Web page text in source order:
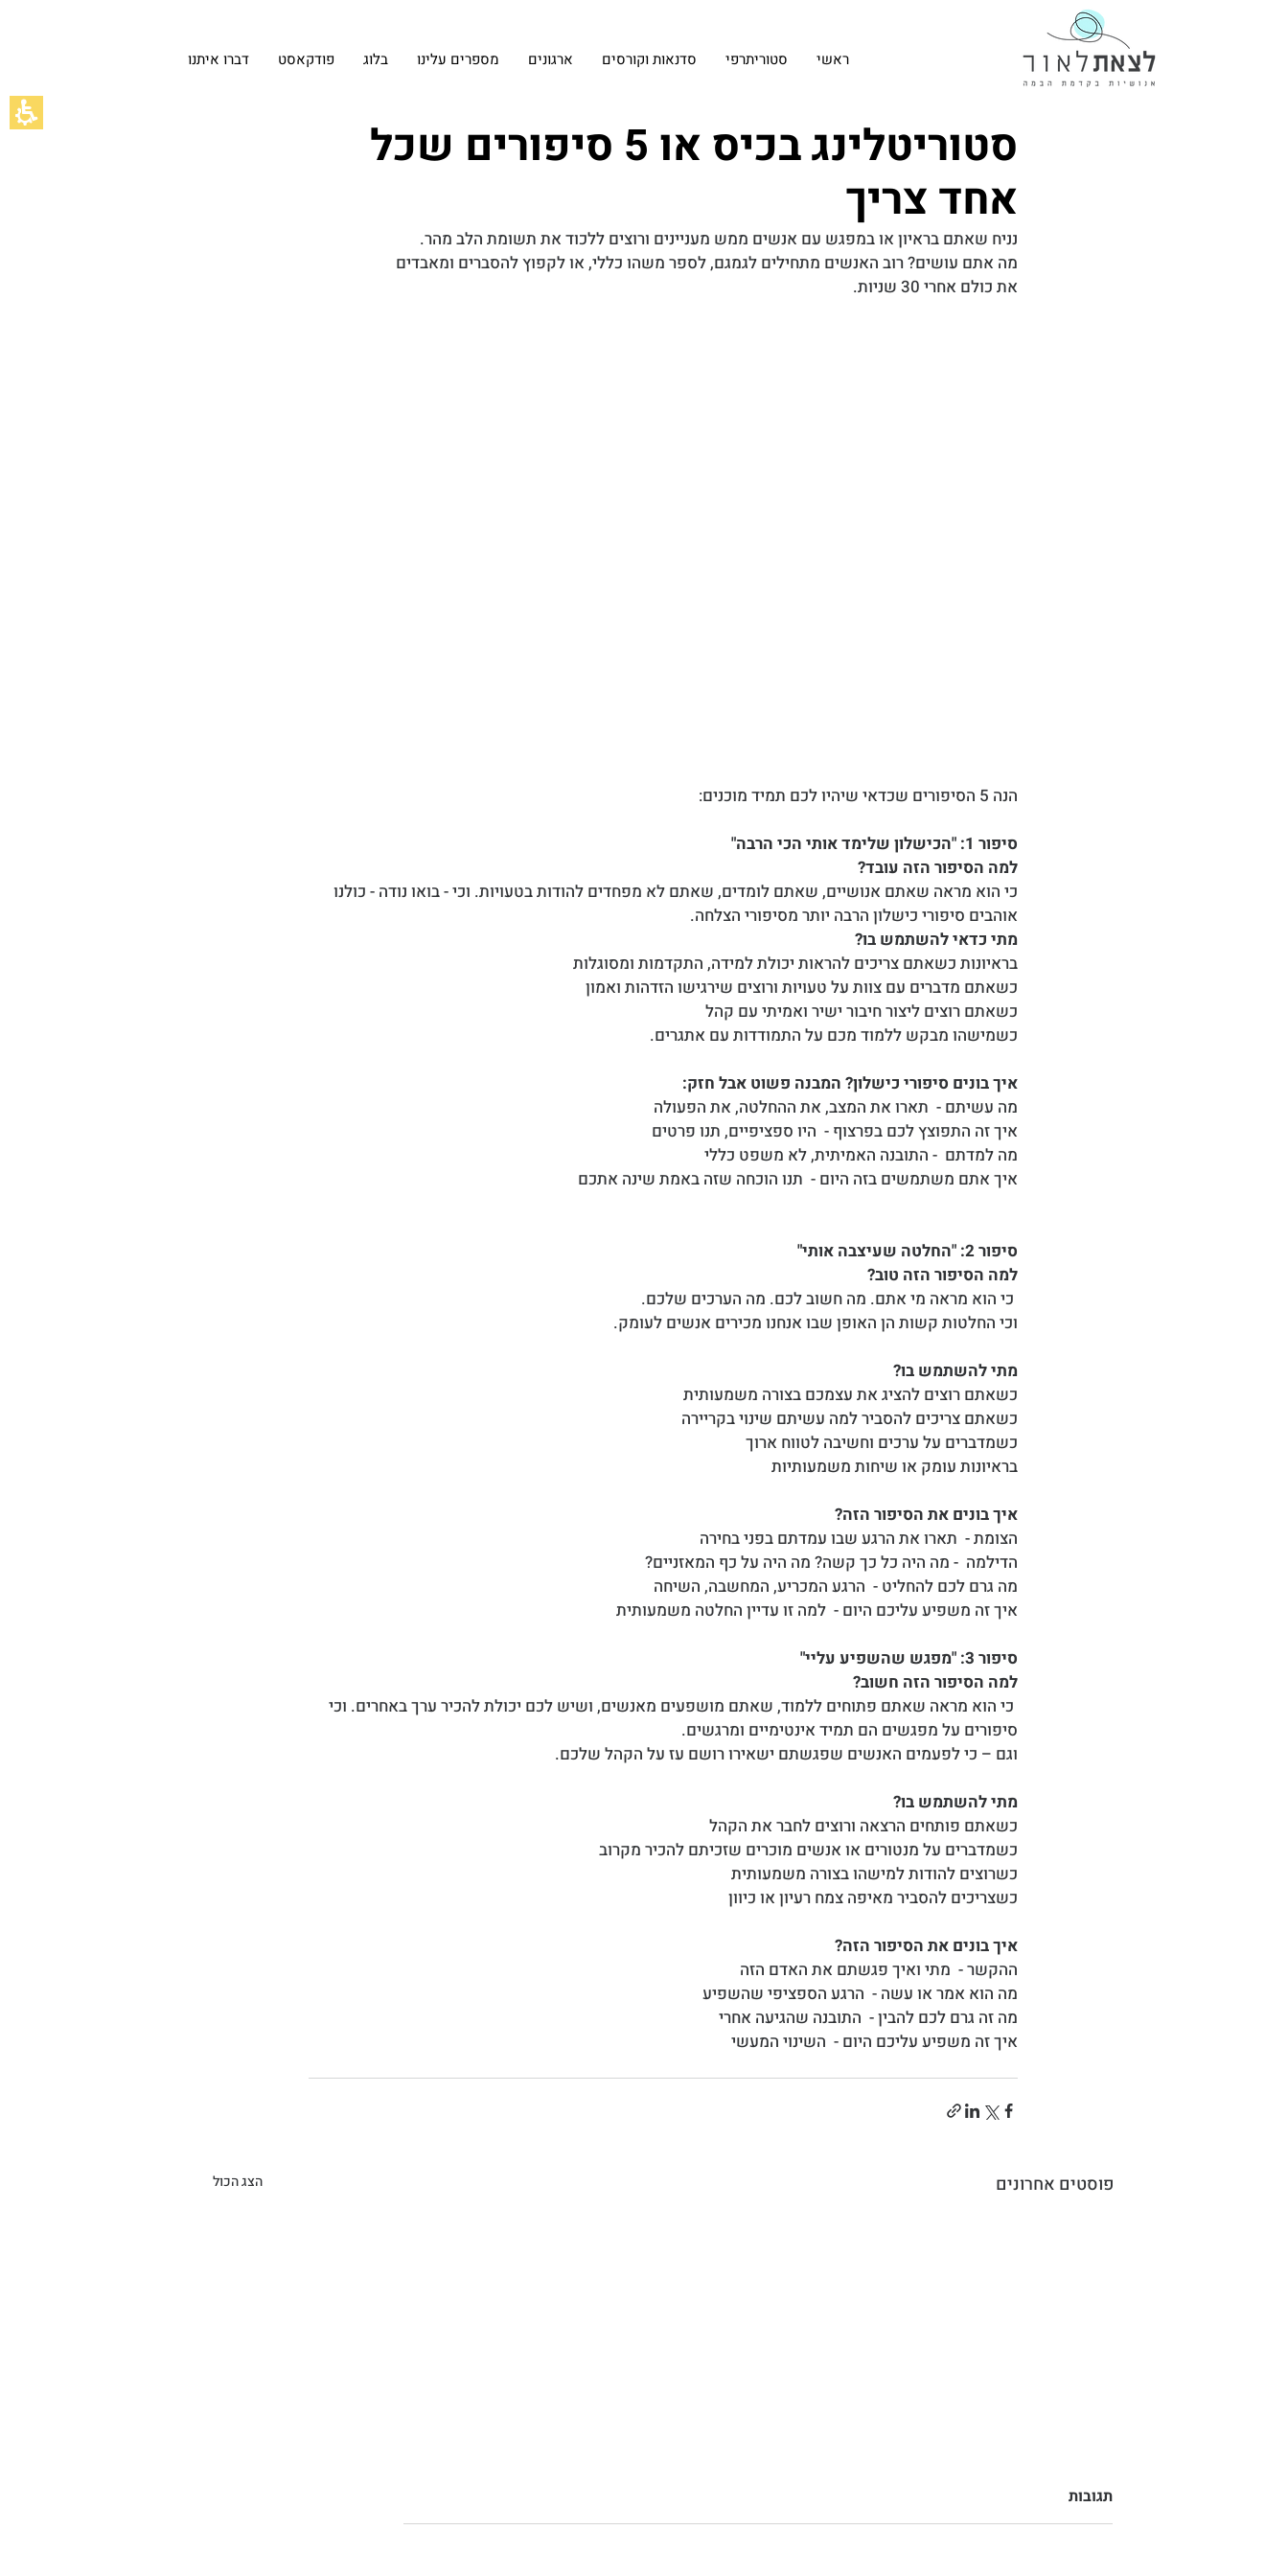
ראשי סטוריתרפי סדנאות וקורסים ארגונים מספרים עלינו בלוג פודקאסט דברו איתנו
סטוריטלינג בכיס או 5 סיפורים שכל
אחד צריך
נניח שאתם בראיון או במפגש עם אנשים ממש מעניינים ורוצים ללכוד את תשומת הלב מהר.
מה אתם עושים? רוב האנשים מתחילים לגמגם, לספר משהו כללי, או לקפוץ להסברים ומאבדים
את כולם אחרי 30 שניות.
הנה 5 הסיפורים שכדאי שיהיו לכם תמיד מוכנים:
סיפור 1: "הכישלון שלימד אותי הכי הרבה"
למה הסיפור הזה עובד?
כי הוא מראה שאתם אנושיים, שאתם לומדים, שאתם לא מפחדים להודות בטעויות. וכי - בואו נודה - כולנו
אוהבים סיפורי כישלון הרבה יותר מסיפורי הצלחה.
מתי כדאי להשתמש בו?
בראיונות כשאתם צריכים להראות יכולת למידה, התקדמות ומסוגלות
כשאתם מדברים עם צוות על טעויות ורוצים שירגישו הזדהות ואמון
כשאתם רוצים ליצור חיבור ישיר ואמיתי עם קהל
כשמישהו מבקש ללמוד מכם על התמודדות עם אתגרים.
איך בונים סיפורי כישלון? המבנה פשוט אבל חזק:
מה עשיתם -  תארו את המצב, את ההחלטה, את הפעולה
איך זה התפוצץ לכם בפרצוף -  היו ספציפיים, תנו פרטים
מה למדתם  - התובנה האמיתית, לא משפט כללי
איך אתם משתמשים בזה היום -  תנו הוכחה שזה באמת שינה אתכם
סיפור 2: "החלטה שעיצבה אותי"
למה הסיפור הזה טוב?
כי הוא מראה מי אתם. מה חשוב לכם. מה הערכים שלכם.
וכי החלטות קשות הן האופן שבו אנחנו מכירים אנשים לעומק.
מתי להשתמש בו?
כשאתם רוצים להציג את עצמכם בצורה משמעותית
כשאתם צריכים להסביר למה עשיתם שינוי בקריירה
כשמדברים על ערכים וחשיבה לטווח ארוך
בראיונות עומק או שיחות משמעותיות
איך בונים את הסיפור הזה?
הצומת -  תארו את הרגע שבו עמדתם בפני בחירה
הדילמה  - מה היה כל כך קשה? מה היה על כף המאזניים?
מה גרם לכם להחליט -  הרגע המכריע, המחשבה, השיחה
איך זה משפיע עליכם היום -  למה זו עדיין החלטה משמעותית
סיפור 3: "מפגש שהשפיע עליי"
למה הסיפור הזה חשוב?
כי הוא מראה שאתם פתוחים ללמוד, שאתם מושפעים מאנשים, ושיש לכם יכולת להכיר ערך באחרים. וכי
סיפורים על מפגשים הם תמיד אינטימיים ומרגשים.
וגם – כי לפעמים האנשים שפגשתם ישאירו רושם עז על הקהל שלכם.
מתי להשתמש בו?
כשאתם פותחים הרצאה ורוצים לחבר את הקהל
כשמדברים על מנטורים או אנשים מוכרים שזכיתם להכיר מקרוב
כשרוצים להודות למישהו בצורה משמעותית
כשצריכים להסביר מאיפה צמח רעיון או כיוון
איך בונים את הסיפור הזה?
ההקשר -  מתי ואיך פגשתם את האדם הזה
מה הוא אמר או עשה -  הרגע הספציפי שהשפיע
מה זה גרם לכם להבין -  התובנה שהגיעה אחרי
איך זה משפיע עליכם היום -  השינוי המעשי
פוסטים אחרונים הצג הכול
תגובות